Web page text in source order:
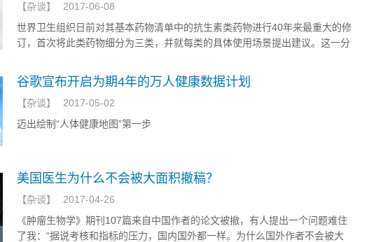
【杂谈】
2017-06-08
世界卫生组织日前对其基本药物清单中的抗生素类药物进行40年来最重大的修
订，首次将此类药物细分为三类，并就每类的具体使用场景提出建议。这一分
谷歌宣布开启为期4年的万人健康数据计划
【杂谈】
2017-05-02
迈出绘制“人体健康地图”第一步
美国医生为什么不会被大面积撤稿？
【杂谈】
2017-04-26
《肿瘤生物学》期刊107篇来自中国作者的论文被撤，有人提出一个问题难住
了我：“据说考核和指标的压力，国内国外都一样。为什么国外作者不会被大